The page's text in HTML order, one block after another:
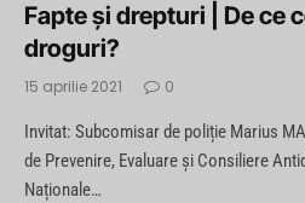
Fapte și drepturi | De ce
droguri?
15 aprilie 2021 0
Invitat: Subcomisar de poliție Marius
de Prevenire, Evaluare și Consiliere
Naționale…